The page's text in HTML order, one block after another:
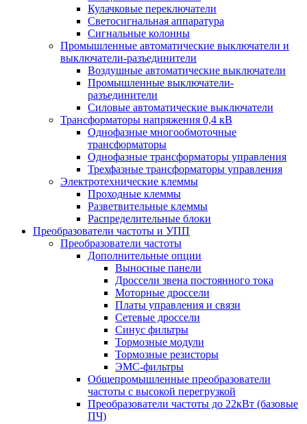
Кулачковые переключатели
Светосигнальная аппаратура
Сигнальные колонны
Промышленные автоматические выключатели и
выключатели-разъединители
Воздушные автоматические выключатели
Промышленные выключатели-
разъединители
Силовые автоматические выключатели
Трансформаторы напряжения 0,4 кВ
Однофазные многообмоточные
трансформаторы
Однофазные трансформаторы управления
Трехфазные трансформаторы управления
Электротехнические клеммы
Проходные клеммы
Разветвительные клеммы
Распределительные блоки
Преобразователи частоты и УПП
Преобразователи частоты
Дополнительные опции
Выносные панели
Дроссели звена постоянного тока
Моторные дроссели
Платы управления и связи
Сетевые дроссели
Синус фильтры
Тормозные модули
Тормозные резисторы
ЭМС-фильтры
Общепромышленные преобразователи
частоты с высокой перегрузкой
Преобразователи частоты до 22кВт (базовые
ПЧ)